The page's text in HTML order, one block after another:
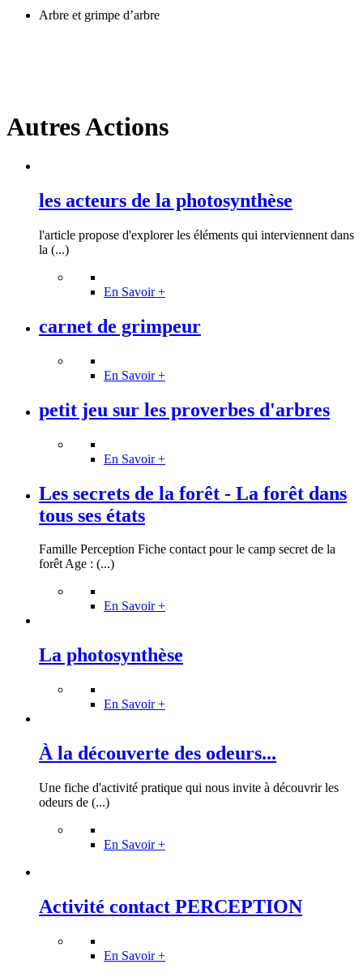
Arbre et grimpe d’arbre
Autres Actions
les acteurs de la photosynthèse
l'article propose d'explorer les éléments qui interviennent dans
la (...)
En Savoir +
carnet de grimpeur
En Savoir +
petit jeu sur les proverbes d'arbres
En Savoir +
Les secrets de la forêt - La forêt dans
tous ses états
Famille Perception Fiche contact pour le camp secret de la
forêt Age : (...)
En Savoir +
La photosynthèse
En Savoir +
À la découverte des odeurs...
Une fiche d'activité pratique qui nous invite à découvrir les
odeurs de (...)
En Savoir +
Activité contact PERCEPTION
En Savoir +